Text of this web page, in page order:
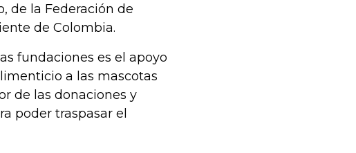
de la Federación de
de Colombia.
fundaciones es el apoyo
a las mascotas
de las donaciones y
poder traspasar el